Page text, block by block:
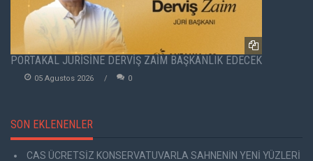
PORTAKAL JÜRİSİNE DERVİŞ ZAİM BAŞKANLIK EDECEK
05 Agustos 2026 0
SON EKLENENLER
CAS ÜCRETSİZ KONSERVATUVARLA SAHNENİN YENİ YÜZLERİ